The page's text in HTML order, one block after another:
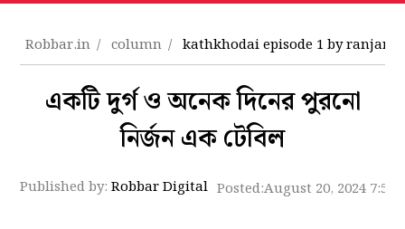
Robbar.in column kathkhodai episode 1 by ranjan
একটি দুর্গ ও অনেক দিনের পুরনো
নির্জন এক টেবিল
Published by:Robbar Digital Posted:August 20, 2024 7:53